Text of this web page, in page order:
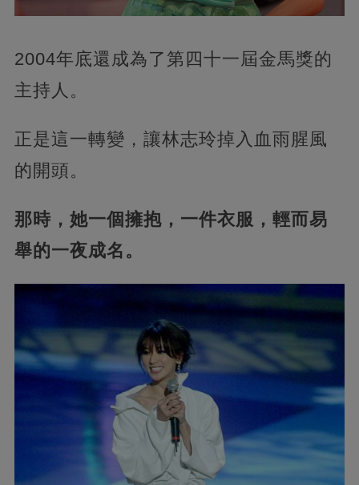
2004年底還成為了第四十一屆金馬獎的
主持人。
正是這一轉變，讓林志玲掉入血雨腥風
的開頭。
那時，她一個擁抱，一件衣服，輕而易
舉的一夜成名。